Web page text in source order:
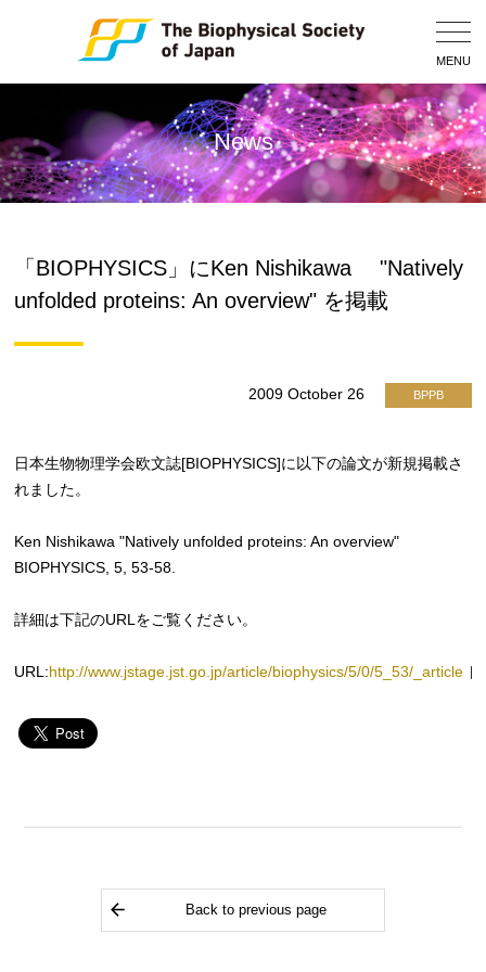
MENU
News
「BIOPHYSICS」にKen Nishikawa "Natively
unfolded proteins: An overview" を掲載
2009 October 26 BPPB
日本生物物理学会欧文誌[BIOPHYSICS]に以下の論文が新規掲載さ
れました。
Ken Nishikawa "Natively unfolded proteins: An overview"
BIOPHYSICS, 5, 53-58.
詳細は下記のURLをご覧ください。
URL: http://www.jstage.jst.go.jp/article/biophysics/5/0/5_53/_article
Back to previous page